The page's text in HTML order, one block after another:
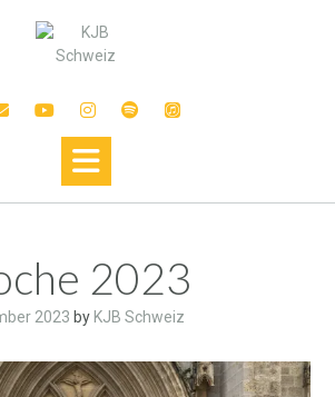
2023
2023 by KJB Schweiz